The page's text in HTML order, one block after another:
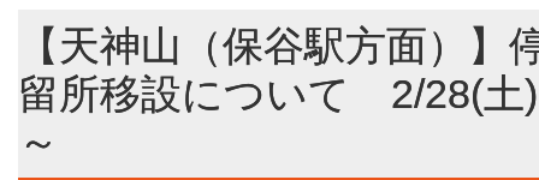
【天神山（保谷駅方面）】
留所移設について 2/28(土)
～